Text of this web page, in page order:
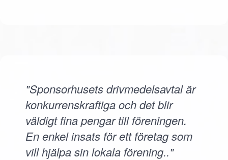
"Sponsorhusets drivmedelsavtal är
konkurrenskraftiga och det blir
väldigt fina pengar till föreningen.
En enkel insats för ett företag som
vill hjälpa sin lokala förening.."